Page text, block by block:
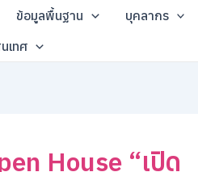
ข้อมูลพื้นฐาน บุคลากร
เทศ
House “เปิด